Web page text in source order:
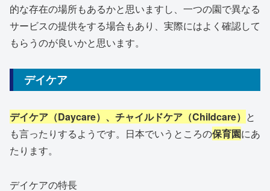
的な存在の場所もあるかと思いますし、一つの園で異なる
サービスの提供をする場合もあり、実際にはよく確認して
もらうのが良いかと思います。
デイケア
デイケア（Daycare）、チャイルドケア（Childcare） と
も言ったりするようです。日本でいうところの保育園にあ
たります。
デイケアの特長